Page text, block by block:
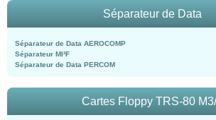
Séparateur de Data
Séparateur de Data AEROCOMP
Séparateur MI²F
Séparateur de Data PERCOM
Cartes Floppy TRS-80